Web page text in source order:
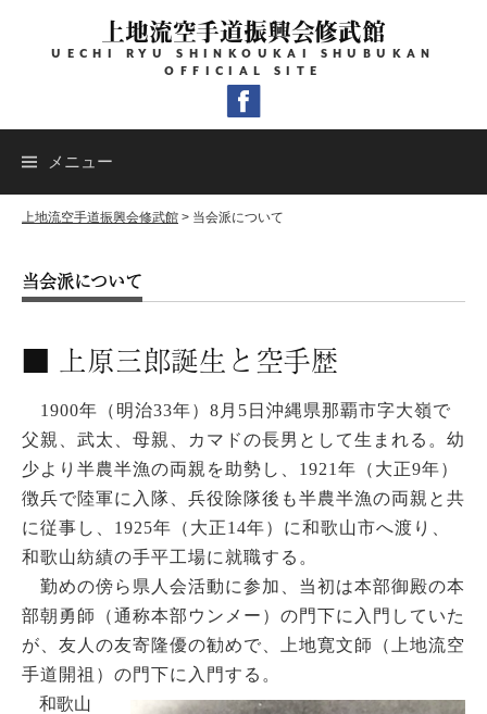
ツ
上地流空手道振興会修武館
UECHI RYU SHINKOUKAI SHUBUKAN
OFFICIAL SITE
メニュー
上地流空手道振興会修武館 > 当会派について
当会派について
■ 上原三郎誕生と空手歴
1900年（明治33年）8月5日沖縄県那覇市字大嶺で
父親、武太、母親、カマドの長男として生まれる。幼
少より半農半漁の両親を助勢し、1921年（大正9年）
徴兵で陸軍に入隊、兵役除隊後も半農半漁の両親と共
に従事し、1925年（大正14年）に和歌山市へ渡り、
和歌山紡績の手平工場に就職する。
勤めの傍ら県人会活動に参加、当初は本部御殿の本
部朝勇師（通称本部ウンメー）の門下に入門していた
が、友人の友寄隆優の勧めで、上地寛文師（上地流空
手道開祖）の門下に入門する。
和歌山